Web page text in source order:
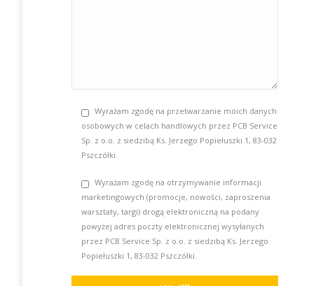
Wyrażam zgodę na przetwarzanie moich danych
osobowych w celach handlowych przez PCB Service
Sp. z o.o. z siedzibą Ks. Jerzego Popiełuszki 1, 83-032
Pszczółki.
Wyrażam zgodę na otrzymywanie informacji
marketingowych (promocje, nowości, zaproszenia
warsztaty, targi) drogą elektroniczną na podany
powyżej adres poczty elektronicznej wysyłanych
przez PCB Service Sp. z o.o. z siedzibą Ks. Jerzego
Popiełuszki 1, 83-032 Pszczółki.